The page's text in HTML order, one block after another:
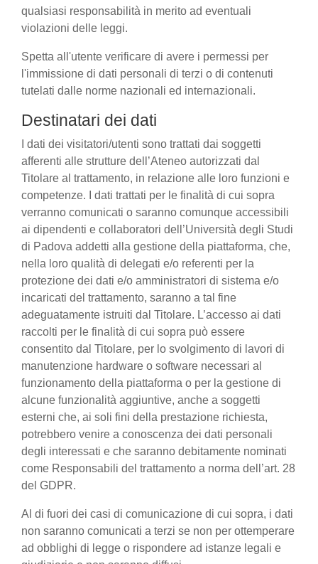
qualsiasi responsabilità in merito ad eventuali
violazioni delle leggi.
Spetta all'utente verificare di avere i permessi per
l'immissione di dati personali di terzi o di contenuti
tutelati dalle norme nazionali ed internazionali.
Destinatari dei dati
I dati dei visitatori/utenti sono trattati dai soggetti
afferenti alle strutture dell’Ateneo autorizzati dal
Titolare al trattamento, in relazione alle loro funzioni e
competenze. I dati trattati per le finalità di cui sopra
verranno comunicati o saranno comunque accessibili
ai dipendenti e collaboratori dell’Università degli Studi
di Padova addetti alla gestione della piattaforma, che,
nella loro qualità di delegati e/o referenti per la
protezione dei dati e/o amministratori di sistema e/o
incaricati del trattamento, saranno a tal fine
adeguatamente istruiti dal Titolare. L’accesso ai dati
raccolti per le finalità di cui sopra può essere
consentito dal Titolare, per lo svolgimento di lavori di
manutenzione hardware o software necessari al
funzionamento della piattaforma o per la gestione di
alcune funzionalità aggiuntive, anche a soggetti
esterni che, ai soli fini della prestazione richiesta,
potrebbero venire a conoscenza dei dati personali
degli interessati e che saranno debitamente nominati
come Responsabili del trattamento a norma dell’art. 28
del GDPR.
Al di fuori dei casi di comunicazione di cui sopra, i dati
non saranno comunicati a terzi se non per ottemperare
ad obblighi di legge o rispondere ad istanze legali e